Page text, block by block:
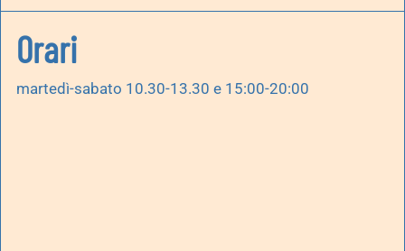
Orari
martedì-sabato 10.30-13.30 e 15:00-20:00